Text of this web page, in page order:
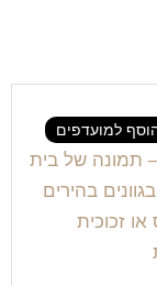
למועדפים